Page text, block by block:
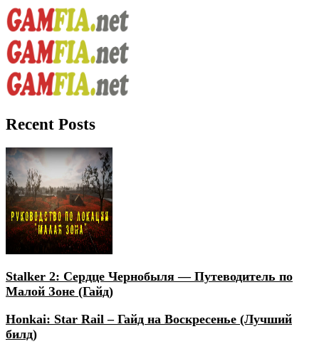
Recent Posts
Stalker 2: Сердце Чернобыля — Путеводитель по
Малой Зоне (Гайд)
Honkai: Star Rail – Гайд на Воскресенье (Лучший
билд)